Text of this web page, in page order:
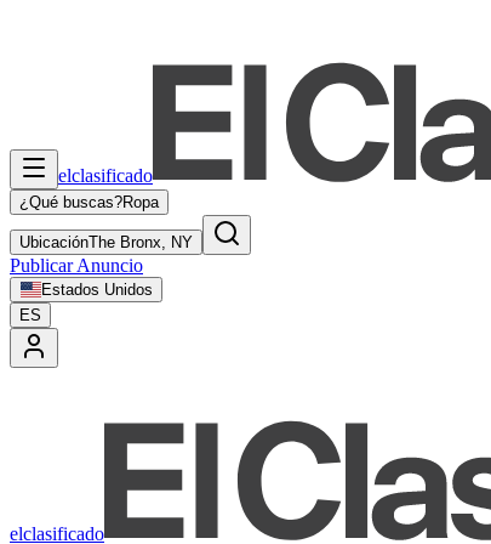
elclasificado
¿Qué buscas?Ropa
UbicaciónThe Bronx, NY
Publicar Anuncio
Estados Unidos
ES
elclasificado